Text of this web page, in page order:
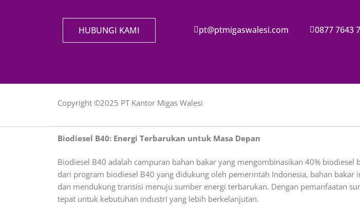
HUBUNGI KAMI pt@ptmigaswalesi.com 0877 7643
Copyright ©2025 PT Kantor Migas Walesi
Biodiesel B40: Energi Terbarukan untuk Masa Depan
Biodiesel B40 adalah campuran bahan bakar yang mengombinasikan 40%
dari program biodiesel B40 yang didukung oleh pemerintah Indonesia, bahan
dan mendukung transisi menuju sumber energi terbarukan. Dengan pemanfaatan
tepat untuk kebutuhan industri yang lebih berkelanjutan.